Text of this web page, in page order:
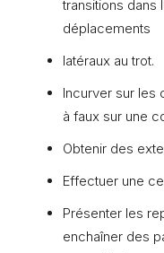
transitions dans
déplacements
latéraux au trot.
Incurver sur les
à faux sur une
Obtenir des
Effectuer une
Présenter les
enchaîner des